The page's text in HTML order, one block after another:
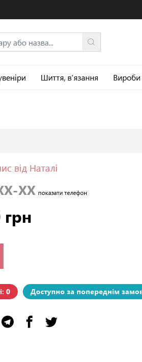
Шиття, в’язання Вироби
від Наталі
XX показати телефон
0 Доступно за попереднім